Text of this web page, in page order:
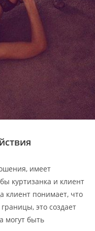
имеет
куртизанка и клиент
клиент понимает, что
это создает
могут быть